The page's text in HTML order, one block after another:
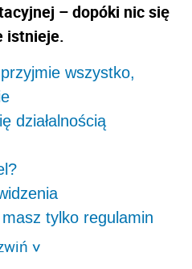
– dopóki nic się
istnieje.
wszystko,
działalnością
tylko regulamin
>